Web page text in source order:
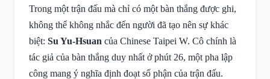
Trong một trận đấu mà chỉ có một bàn thắng được ghi,
không thể không nhắc đến người đã tạo nên sự khác
biệt: Su Yu-Hsuan của Chinese Taipei W. Cô chính là
tác giả của bàn thắng duy nhất ở phút 26, một pha lập
công mang ý nghĩa định đoạt số phận của trận đấu.